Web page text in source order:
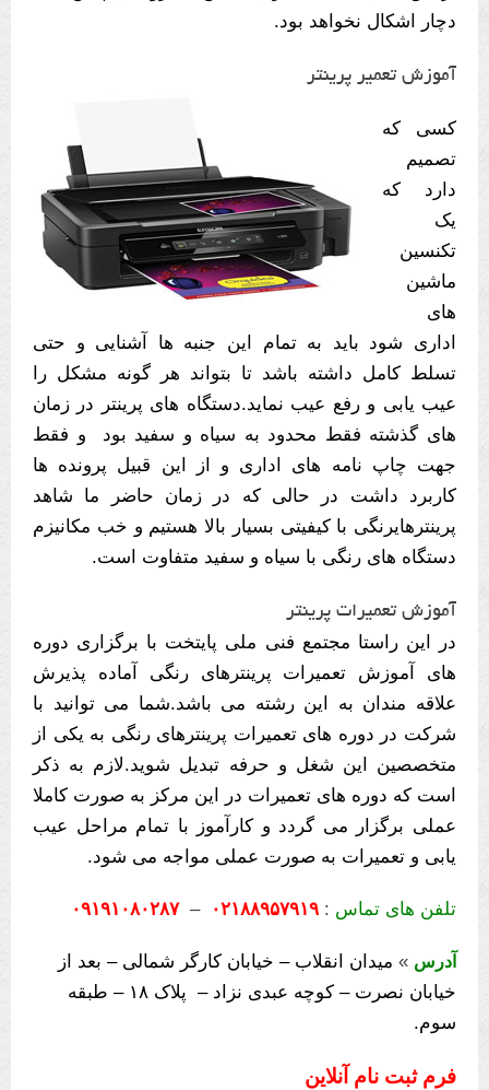
دچار اشکال نخواهد بود.
آموزش تعمیر پرینتر
کسی که
تصمیم
دارد که
یک
تکنسین
ماشین
های
اداری شود باید به تمام این جنبه ها آشنایی و حتی
تسلط کامل داشته باشد تا بتواند هر گونه مشکل را
عیب یابی و رفع عیب نماید.دستگاه های پرینتر در زمان
های گذشته فقط محدود به سیاه و سفید بود و فقط
جهت چاپ نامه های اداری و از این قبیل پرونده ها
کاربرد داشت در حالی که در زمان حاضر ما شاهد
پرینترهایرنگی با کیفیتی بسیار بالا هستیم و خب مکانیزم
دستگاه های رنگی با سیاه و سفید متفاوت است.
آموزش تعمیرات پرینتر
در این راستا مجتمع فنی ملی پایتخت با برگزاری دوره
های آموزش تعمیرات پرینترهای رنگی آماده پذیرش
علاقه مندان به این رشته می باشد.شما می توانید با
شرکت در دوره های تعمیرات پرینترهای رنگی به یکی از
متخصصین این شغل و حرفه تبدیل شوید.لازم به ذکر
است که دوره های تعمیرات در این مرکز به صورت کاملا
عملی برگزار می گردد و کارآموز با تمام مراحل عیب
یابی و تعمیرات به صورت عملی مواجه می شود.
تلفن های تماس : ۰۲۱۸۸۹۵۷۹۱۹ –۰۹۱۹۱۰۸۰۲۸۷
آدرس » میدان انقلاب – خیابان کارگر شمالی – بعد از
خیابان نصرت – کوچه عبدی نزاد – پلاک ۱۸ – طبقه
سوم.
فرم ثبت نام آنلاین